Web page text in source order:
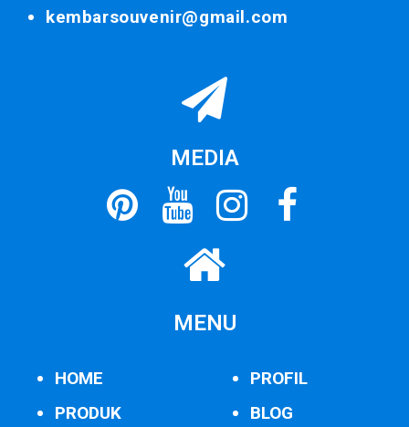
kembarsouvenir@gmail.com
MEDIA
MENU
HOME
PRODUK
PROFIL
BLOG